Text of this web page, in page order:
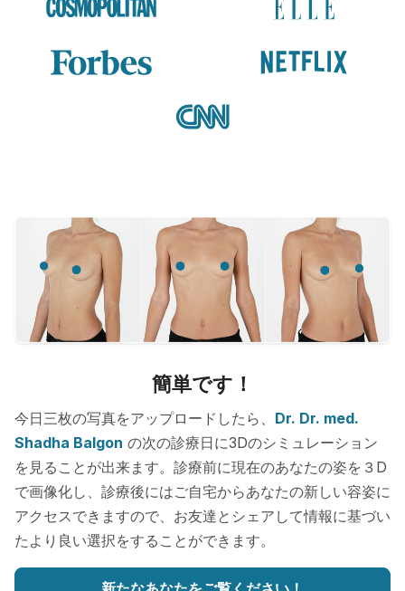
簡単です！
今日三枚の写真をアップロードしたら、 Dr. Dr. med.
Shadha Balgon の次の診療日に3Dのシミュレーション
を見ることが出来ます。診療前に現在のあなたの姿を３D
で画像化し、診療後にはご自宅からあなたの新しい容姿に
アクセスできますので、お友達とシェアして情報に基づい
たより良い選択をすることができます。